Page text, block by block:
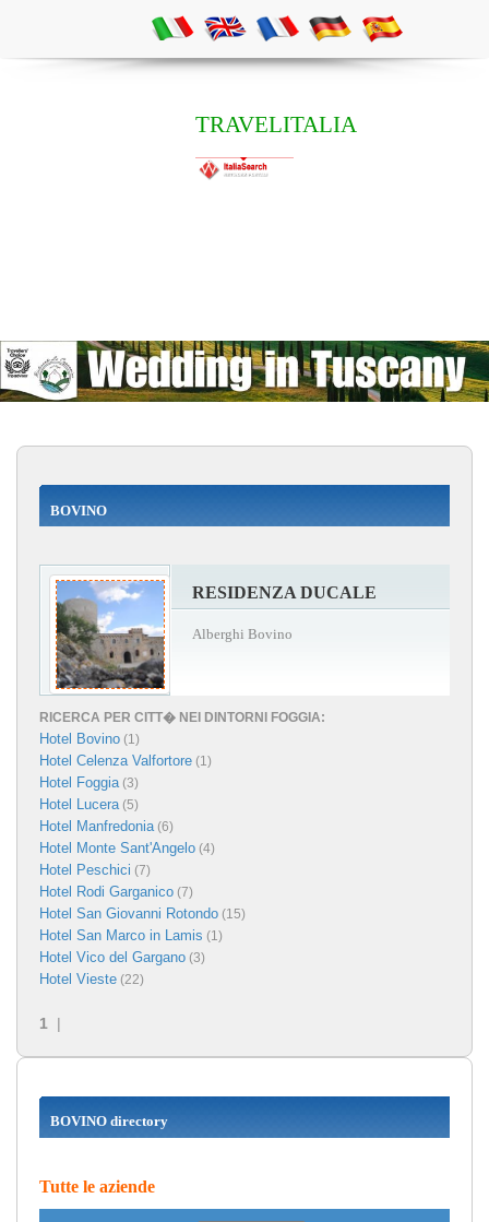
TRAVELITALIA
BOVINO
RESIDENZA DUCALE
Alberghi Bovino
RICERCA PER CITT� NEI DINTORNI FOGGIA:
Hotel Bovino (1)
Hotel Celenza Valfortore (1)
Hotel Foggia(3)
Hotel Lucera(5)
Hotel Manfredonia(6)
Hotel Monte Sant'Angelo (4)
Hotel Peschici (7)
Hotel Rodi Garganico (7)
Hotel San Giovanni Rotondo (15)
Hotel San Marco in Lamis (1)
Hotel Vico del Gargano (3)
Hotel Vieste (22)
1 |
BOVINO directory
Tutte le aziende